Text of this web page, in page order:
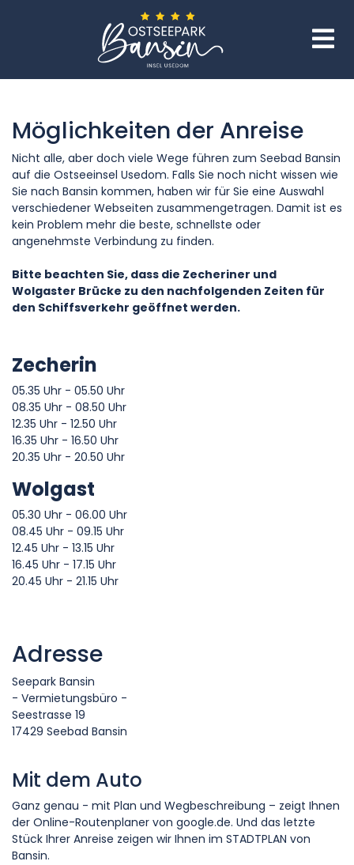
Möglichkeiten der Anreise
Nicht alle, aber doch viele Wege führen zum Seebad Bansin
auf die Ostseeinsel Usedom. Falls Sie noch nicht wissen wie
Sie nach Bansin kommen, haben wir für Sie eine Auswahl
verschiedener Webseiten zusammengetragen. Damit ist es
kein Problem mehr die beste, schnellste oder
angenehmste Verbindung zu finden.
Bitte beachten Sie, dass die Zecheriner und
Wolgaster Brücke zu den nachfolgenden Zeiten für
den Schiffsverkehr geöffnet werden.
Zecherin
05.35 Uhr - 05.50 Uhr
08.35 Uhr - 08.50 Uhr
12.35 Uhr - 12.50 Uhr
16.35 Uhr - 16.50 Uhr
20.35 Uhr - 20.50 Uhr
Wolgast
05.30 Uhr - 06.00 Uhr
08.45 Uhr - 09.15 Uhr
12.45 Uhr - 13.15 Uhr
16.45 Uhr - 17.15 Uhr
20.45 Uhr - 21.15 Uhr
Adresse
Seepark Bansin
- Vermietungsbüro -
Seestrasse 19
17429 Seebad Bansin
Mit dem Auto
Ganz genau - mit Plan und Wegbeschreibung – zeigt Ihnen
der Online-Routenplaner von google.de. Und das letzte
Stück Ihrer Anreise zeigen wir Ihnen im STADTPLAN von
Bansin.